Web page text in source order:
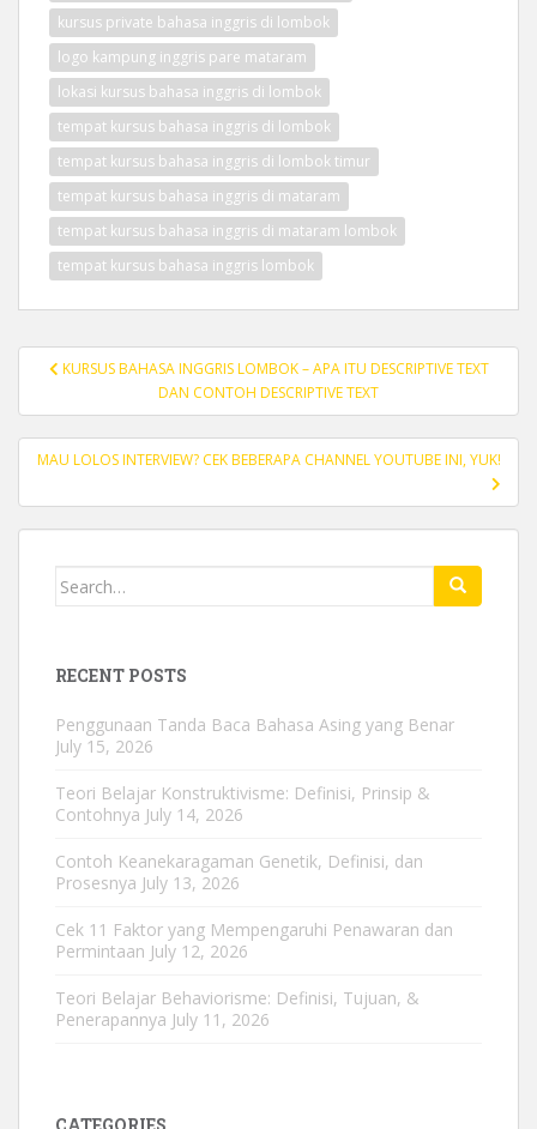
kursus private bahasa inggris di lombok
logo kampung inggris pare mataram
lokasi kursus bahasa inggris di lombok
tempat kursus bahasa inggris di lombok
tempat kursus bahasa inggris di lombok timur
tempat kursus bahasa inggris di mataram
tempat kursus bahasa inggris di mataram lombok
tempat kursus bahasa inggris lombok
Post
navigation
KURSUS BAHASA INGGRIS LOMBOK – APA ITU DESCRIPTIVE TEXT
DAN CONTOH DESCRIPTIVE TEXT
MAU LOLOS INTERVIEW? CEK BEBERAPA CHANNEL YOUTUBE INI, YUK!
Search
RECENT POSTS
Penggunaan Tanda Baca Bahasa Asing yang Benar
July 15, 2026
Teori Belajar Konstruktivisme: Definisi, Prinsip &
Contohnya July 14, 2026
Contoh Keanekaragaman Genetik, Definisi, dan
Prosesnya July 13, 2026
Cek 11 Faktor yang Mempengaruhi Penawaran dan
Permintaan July 12, 2026
Teori Belajar Behaviorisme: Definisi, Tujuan, &
Penerapannya July 11, 2026